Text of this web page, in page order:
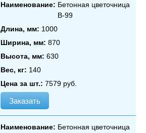
Наименование: Бетонная цветочница
В‑99
Длина, мм: 1000
Ширина, мм: 870
Высота, мм: 630
Вес, кг: 140
Цена за шт.: 7579 руб.
Заказать
Наименование: Бетонная цветочница